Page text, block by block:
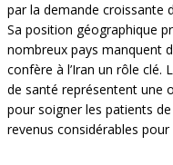
par la demande croissante
Sa position géographique
nombreux pays manquent
confère à l’Iran un rôle clé.
de santé représentent une
pour soigner les patients
revenus considérables pour